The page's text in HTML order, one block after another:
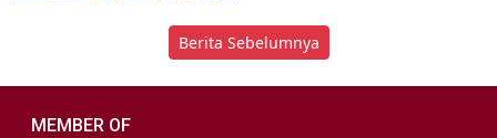
Berita Sebelumnya
MEMBER OF